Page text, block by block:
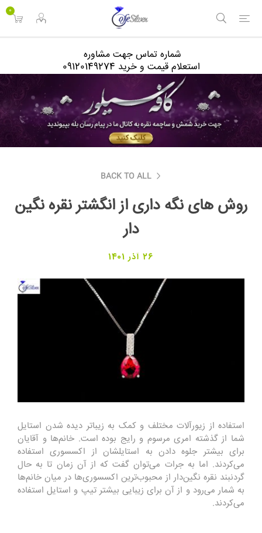
0
شماره تماس جهت مشاوره
استعلام قیمت و خرید 09120149274
BACK TO ALL
روش های نگه داری از انگشتر نقره نگین
دار
26 آذر 1401
استفاده از زیورآلات مختلف و کمک به زیباتر دیده شدن استایل
شما از گذشته امری مرسوم و رایج بوده است. خانم‌ها و آقایان
برای بیشتر جلوه دادن به استایلشان از اکسسوری استفاده
می‌کردند. اما به جرات می‌توان گفت که از آن زمان تا به حال
گردنبند نقره نگین‌دار از محبوب‌ترین اکسسوری‌ها در میان خانم‌ها
به شمار می‌رود و از آن برای زیبایی بیشتر تیپ و استایل استفاده
می‌کردند.